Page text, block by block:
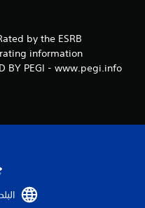
by the ESRB
information
BY PEGI - www.pegi.info